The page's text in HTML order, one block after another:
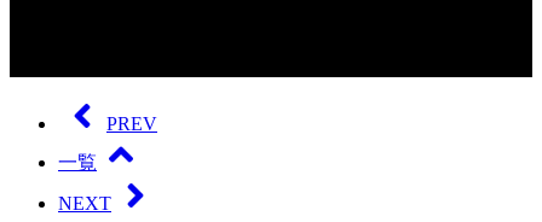
seconds
seconds
PREV
一覧
NEXT